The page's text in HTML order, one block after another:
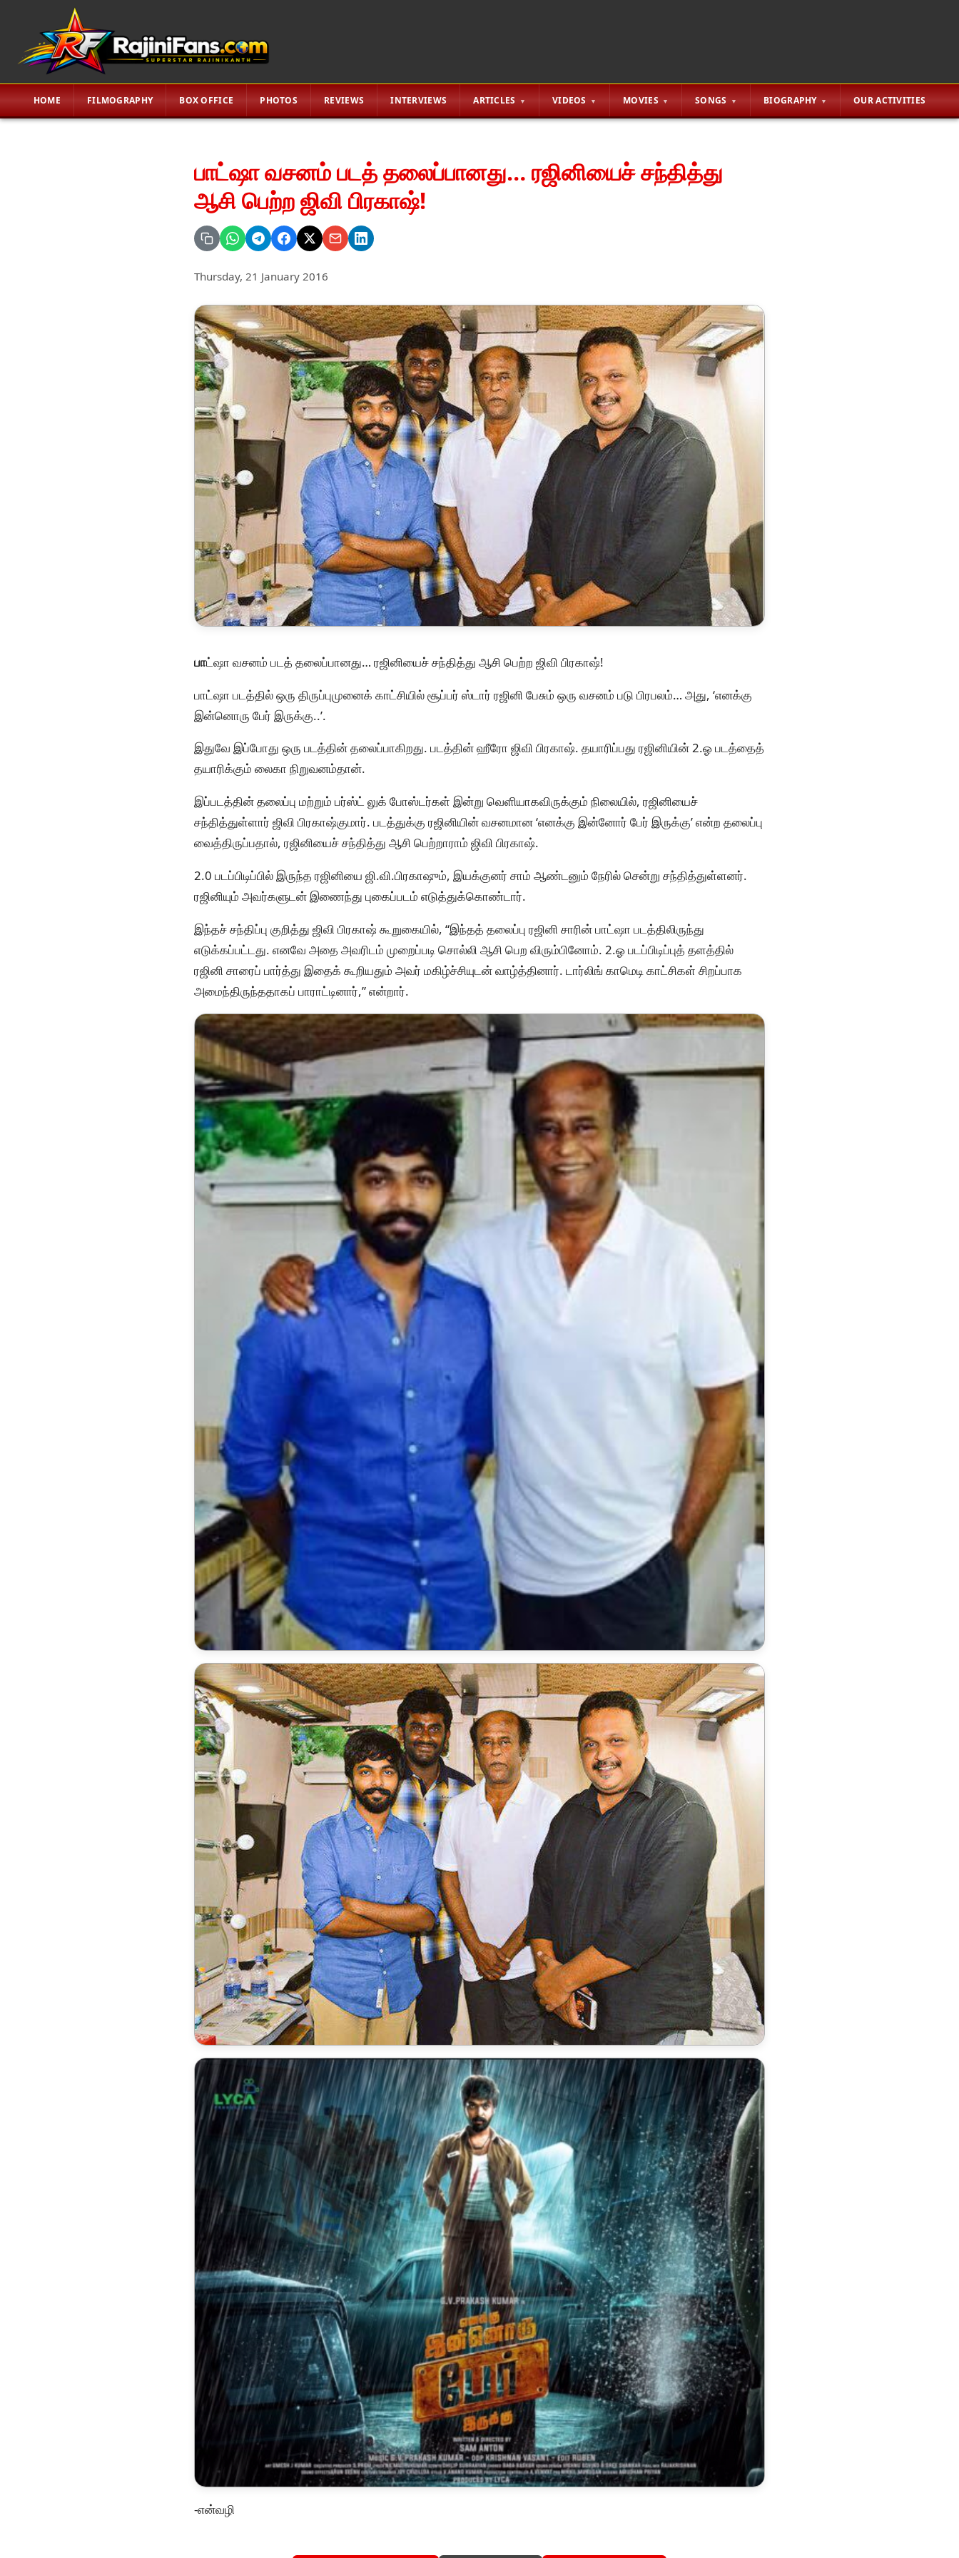
HOME FILMOGRAPHY BOX OFFICE PHOTOS REVIEWS INTERVIEWS ARTICLES VIDEOS MOVIES SONGS BIOGRAPHY OUR ACTIVITIES
பாட்ஷா வசனம் படத் தலைப்பானது… ரஜினியைச் சந்தித்து
ஆசி பெற்ற ஜிவி பிரகாஷ்!
Thursday, 21 January 2016
பாட்ஷா வசனம் படத் தலைப்பானது… ரஜினியைச் சந்தித்து ஆசி பெற்ற ஜிவி பிரகாஷ்!
பாட்ஷா படத்தில் ஒரு திருப்புமுனைக் காட்சியில் சூப்பர் ஸ்டார் ரஜினி பேசும் ஒரு வசனம் படு பிரபலம்… அது, ‘எனக்கு
இன்னொரு பேர் இருக்கு..’.
இதுவே இப்போது ஒரு படத்தின் தலைப்பாகிறது. படத்தின் ஹீரோ ஜிவி பிரகாஷ். தயாரிப்பது ரஜினியின் 2.ஓ படத்தைத்
தயாரிக்கும் லைகா நிறுவனம்தான்.
இப்படத்தின் தலைப்பு மற்றும் பர்ஸ்ட் லுக் போஸ்டர்கள் இன்று வெளியாகவிருக்கும் நிலையில், ரஜினியைச்
சந்தித்துள்ளார் ஜிவி பிரகாஷ்குமார். படத்துக்கு ரஜினியின் வசனமான ‘எனக்கு இன்னோர் பேர் இருக்கு’ என்ற தலைப்பு
வைத்திருப்பதால், ரஜினியைச் சந்தித்து ஆசி பெற்றாராம் ஜிவி பிரகாஷ்.
2.0 படப்பிடிப்பில் இருந்த ரஜினியை ஜி.வி.பிரகாஷும், இயக்குனர் சாம் ஆண்டனும் நேரில் சென்று சந்தித்துள்ளனர்.
ரஜினியும் அவர்களுடன் இணைந்து புகைப்படம் எடுத்துக்கொண்டார்.
இந்தச் சந்திப்பு குறித்து ஜிவி பிரகாஷ் கூறுகையில், “இந்தத் தலைப்பு ரஜினி சாரின் பாட்ஷா படத்திலிருந்து
எடுக்கப்பட்டது. எனவே அதை அவரிடம் முறைப்படி சொல்லி ஆசி பெற விரும்பினோம். 2.ஓ படப்பிடிப்புத் தளத்தில்
ரஜினி சாரைப் பார்த்து இதைக் கூறியதும் அவர் மகிழ்ச்சியுடன் வாழ்த்தினார். டார்லிங் காமெடி காட்சிகள் சிறப்பாக
அமைந்திருந்ததாகப் பாராட்டினார்,” என்றார்.
-என்வழி